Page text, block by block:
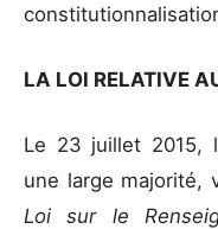
LA LOI RELATIVE
Le 23 juillet 2015,
une large majorité,
Loi sur le